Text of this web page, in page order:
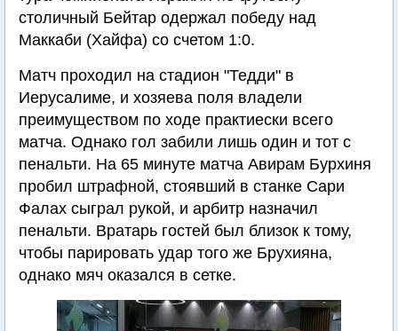
столичный Бейтар одержал победу над
Маккаби (Хайфа) со счетом 1:0.
Матч проходил на стадион "Тедди" в
Иерусалиме, и хозяева поля владели
преимуществом по ходе практиески всего
матча. Однако гол забили лишь один и тот с
пенальти. На 65 минуте матча Авирам Бурхиня
пробил штрафной, стоявший в станке Сари
Фалах сыграл рукой, и арбитр назначил
пенальти. Вратарь гостей был близок к тому,
чтобы парировать удар того же Брухияна,
однако мяч оказался в сетке.